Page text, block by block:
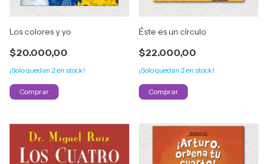
Los colores y yo
$20.000,00
¡Solo quedan 2 en stock!
Éste es un círculo
$22.000,00
¡Solo quedan 2 en stock!